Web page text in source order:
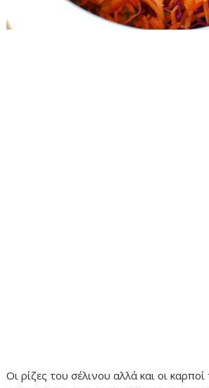
Οι ρίζες του σέλινου αλλά και οι καρποί